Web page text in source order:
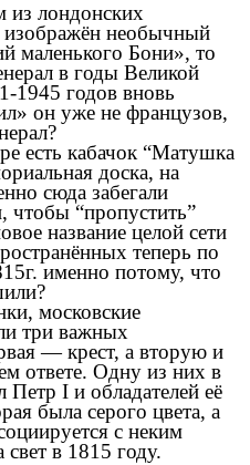
из лондонских
изображён необычный
маленького Бони», то
в годы Великой
1945 годов вновь
он уже не французов,
есть кабачок “Матушка
доска, на
сюда забегали
чтобы “пропустить”
название целой сети
теперь по
именно потому, что
московские
три важных
— крест, а вторую и
ответе. Одну из них в
I и обладателей её
была серого цвета, а
с неким
в 1815 году.